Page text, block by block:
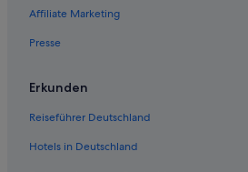
Affiliate Marketing
Presse
Erkunden
Reiseführer Deutschland
Hotels in Deutschland